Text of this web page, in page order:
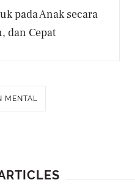
pada Anak secara
dan Cepat
MENTAL